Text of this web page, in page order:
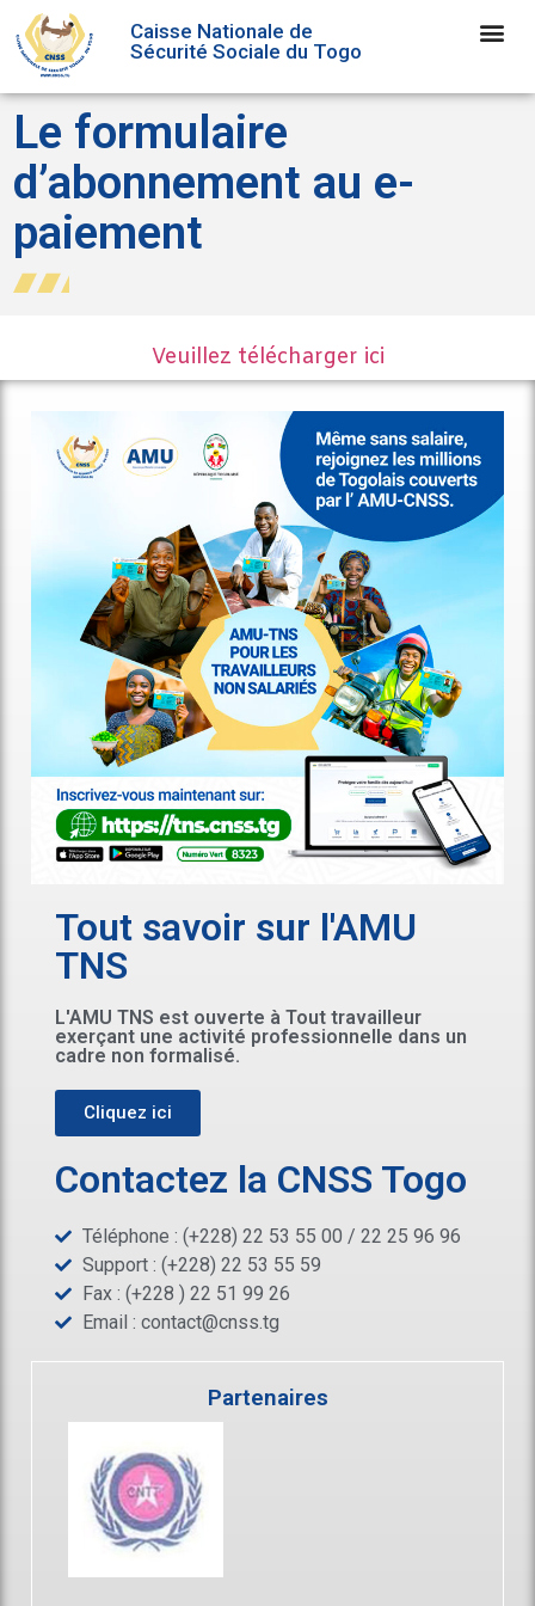
Caisse Nationale de
Sécurité Sociale du Togo
Le formulaire
d’abonnement au e-
paiement
Veuillez télécharger ici
Tout savoir sur l'AMU
TNS
L'AMU TNS est ouverte à Tout travailleur
exerçant une activité professionnelle dans un
cadre non formalisé.
Cliquez ici
Contactez la CNSS Togo
Téléphone : (+228) 22 53 55 00 / 22 25 96 96
Support : (+228) 22 53 55 59
Fax : (+228 ) 22 51 99 26
Email : contact@cnss.tg
Partenaires